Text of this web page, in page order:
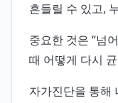
흔들릴 수 있고,
중요한 것은 “넘
때 어떻게 다시
자가진단을 통해